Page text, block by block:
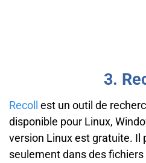
3.
Recoll est un outil de
disponible pour Linux,
version Linux est gratuite. Il
seulement dans des